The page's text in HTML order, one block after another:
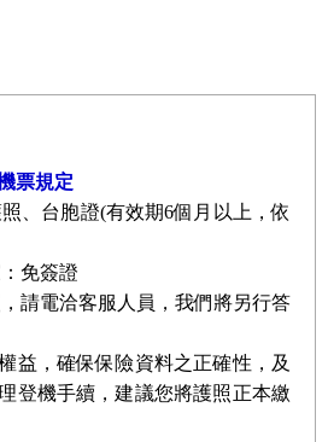
票規定
、台胞證(有效期6個月以上，依
免簽證
請電洽客服人員，我們將另行答
益，確保保險資料之正確性，及
登機手續，建議您將護照正本繳